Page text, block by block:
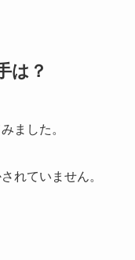
は？
ました。
れていません。